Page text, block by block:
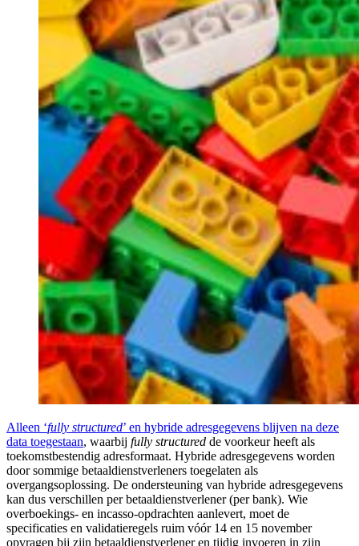
Alleen ‘fully structured’ en hybride adresgegevens blijven na deze
data toegestaan, waarbij fully structured de voorkeur heeft als
toekomstbestendig adresformaat. Hybride adresgegevens worden
door sommige betaaldienstverleners toegelaten als
overgangsoplossing. De ondersteuning van hybride adresgegevens
kan dus verschillen per betaaldienstverlener (per bank). Wie
overboekings- en incasso-opdrachten aanlevert, moet de
specificaties en validatieregels ruim vóór 14 en 15 november
opvragen bij zijn betaaldienstverlener en tijdig invoeren in zijn